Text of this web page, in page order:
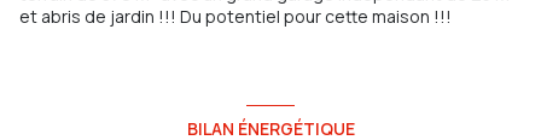
et abris de jardin !!! Du potentiel pour cette maison !!!
BILAN ÉNERGÉTIQUE